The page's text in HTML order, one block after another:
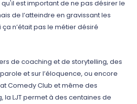
est important de ne pas désirer le
de l’atteindre en gravissant les
n’était pas le métier désiré
de coaching et de storytelling, des
et sur l’éloquence, ou encore
Comedy Club et même des
la LJT permet à des centaines de